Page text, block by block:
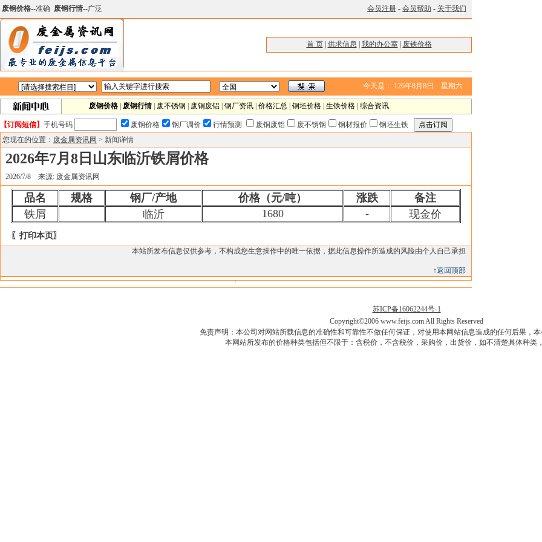
废钢价格--准确 废钢行情--广泛 会员注册 - 会员帮助 - 关于我们
首 页| 供求信息 我的办公室| 废铁价格
今天是： 126年8月8日 星期六
废钢价格 废钢行情| 废不锈钢 废铜废铝 钢厂资讯 价格汇总 钢坯价格 生铁价格 综合资讯
【订阅短信】 手机号码 废钢价格 钢厂调价 行情预测 废铜废铝 废不锈钢 钢材报价
钢坯生铁
您现在的位置： 废金属资讯网 > 新闻详情
2026年7月8日山东临沂铁屑价格
2026/7/8 来源: 废金属资讯网
品名 规格 钢厂/产地 价格（元/吨） 涨跌
备注
铁屑
临沂 1680 - 现金价
〖打印本页〗
本站所发布信息仅供参考，不构成您生意操作中的唯一依据，据此信息操作所造成的风险由个人自己承担
↑返回顶部
苏ICP备16062244号-1
Copyright©2006 www.feijs.com All Rights Reserved
免责声明：本公司对网站所载信息的准确性和可靠性不做任何保证，对使用本网站信息造成的任何后果，本
本网站所发布的价格种类包括但不限于：含税价，不含税价，采购价，出货价，如不清楚具体种类